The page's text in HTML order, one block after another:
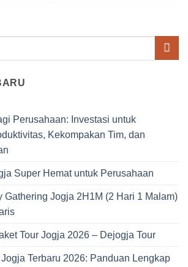
Perusahaan: Investasi untuk
Kekompakan Tim, dan
Super Hemat untuk Perusahaan
Gathering Jogja 2H1M (2 Hari 1 Malam)
Tour Jogja 2026 – Dejogja Tour
Terbaru 2026: Panduan Lengkap